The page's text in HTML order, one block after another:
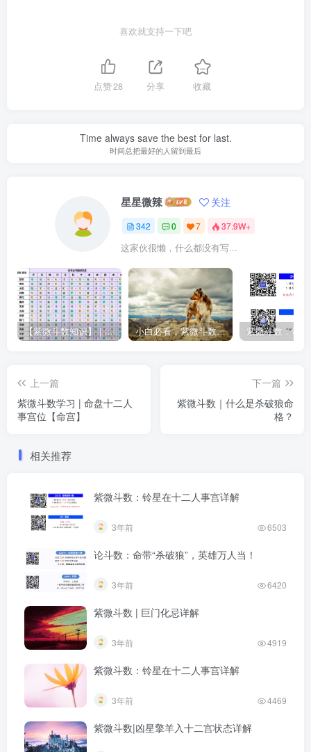
喜欢就支持一下吧
点赞28 分享 收藏
Time always save the best for last.
时间总把最好的人留到最后
星星微辣 关注
342 0 7 37.9W+
这家伙很懒，什么都没有写...
【紫微斗数知识】 | “庙旺得利平不陷”的含义 小白必看，紫微斗数入门书籍推荐！
上一篇
紫微斗数学习 | 命盘十二人
事宫位【命宫】
下一篇
紫微斗数｜什么是杀破狼命
格？
相关推荐
紫微斗数：铃星在十二人事宫详解
3年前 6503
论斗数：命带“杀破狼”，英雄万人当！
3年前 6420
紫微斗数 | 巨门化忌详解
3年前 4919
紫微斗数：铃星在十二人事宫详解
3年前 4469
紫微斗数|凶星擎羊入十二宫状态详解​